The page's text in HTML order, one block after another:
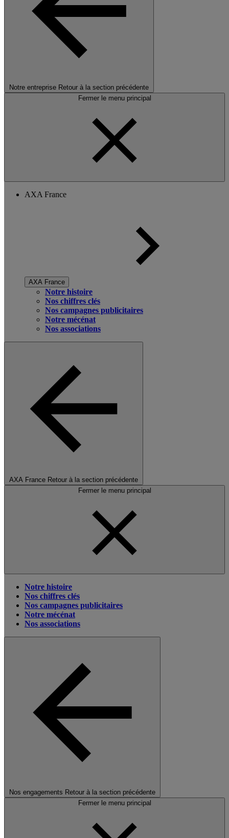
Notre entreprise Retour à la section précédente
Fermer le menu principal
AXA France
AXA France
Notre histoire
Nos chiffres clés
Nos campagnes publicitaires
Notre mécénat
Nos associations
AXA France Retour à la section précédente
Fermer le menu principal
Notre histoire
Nos chiffres clés
Nos campagnes publicitaires
Notre mécénat
Nos associations
Nos engagements Retour à la section précédente
Fermer le menu principal